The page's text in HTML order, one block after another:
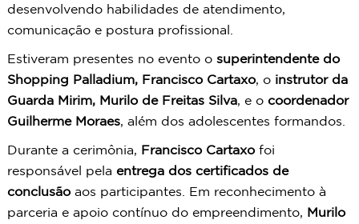
desenvolvendo habilidades de atendimento,
comunicação e postura profissional.
Estiveram presentes no evento o superintendente do
Shopping Palladium, Francisco Cartaxo, o instrutor da
Guarda Mirim, Murilo de Freitas Silva, e o coordenador
Guilherme Moraes, além dos adolescentes formandos.
Durante a cerimônia, Francisco Cartaxofoi
responsável pela entrega dos certificados de
conclusãoaos participantes. Em reconhecimento à
parceria e apoio contínuo do empreendimento, Murilo